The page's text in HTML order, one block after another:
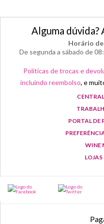
Alguma dúvida?
Horário
De segunda a sábado de
Políticas de trocas e
incluindo reembolso, e
PORTAL DE
WINE